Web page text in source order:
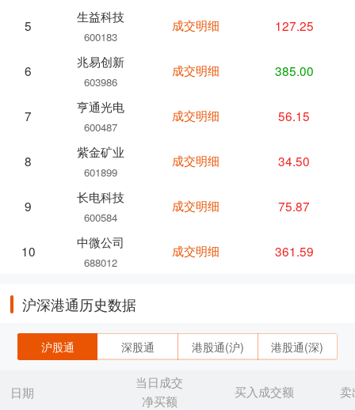
5
生益科技
600183
6
兆易创新
603986
7
亨通光电
600487
8
紫金矿业
601899
9
长电科技
600584
10
中微公司
688012
成交明细 127.25
成交明细 385.00
成交明细 56.15
成交明细 34.50
成交明细 75.87
成交明细 361.59
沪深港通历史数据
沪股通 深股通 港股通(沪) 港股通(深)
日期
当日成交
净买额
买入成交额 卖